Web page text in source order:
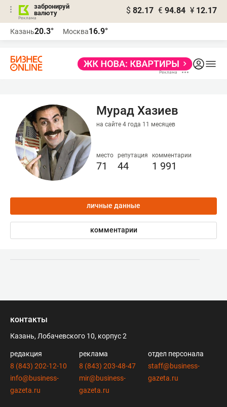
забронируй
валюту
$ 82.17 € 94.84 ¥ 12.17
Казань20.3° Москва16.9°
Мурад Хазиев
на сайте 4 года 11 месяцев
место
71
репутация
44
комментарии
1 991
личные данные
комментарии
контакты
Казань, Лобачевского 10, корпус 2
редакция
8 (843) 202-12-10
info@business-
gazeta.ru
реклама
8 (843) 203-48-47
mir@business-
gazeta.ru
отдел персонала
staff@business-
gazeta.ru